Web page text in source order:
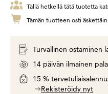
Tällä hetkellä tätä tuotetta
Tämän tuotteen osti äskettäin
Turvallinen ostaminen
14 päivän ilmainen
15 %
Rekisteröidy nyt